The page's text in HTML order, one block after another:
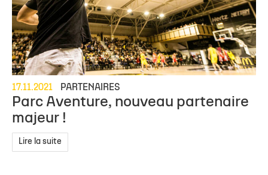
17.11.2021 PARTENAIRES
Parc Aventure, nouveau partenaire
majeur !
Lire la suite